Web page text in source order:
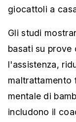
giocattoli a
Gli studi
basati su prove
l'assistenza,
maltrattamento
mentale di
includono il